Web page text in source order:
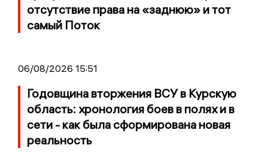
отсутствие права на «заднюю» и тот
самый Поток
06/08/2026 15:51
Годовщина вторжения ВСУ в Курскую
область: хронология боев в полях и в
сети - как была сформирована новая
реальность